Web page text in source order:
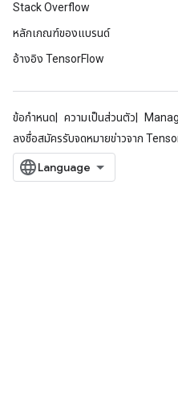
Stack Overflow
หลักเกณฑ์ของแบรนด์
อ้างอิง TensorFlow
ข้อกำหนด ความเป็นส่วนตัว
ลงชื่อสมัครรับจดหมายข่าวจาก